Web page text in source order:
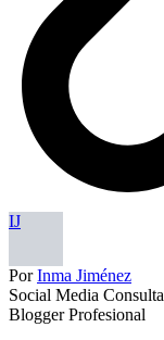
IJ
PorInma Jiménez
Social Media
Blogger Profesional